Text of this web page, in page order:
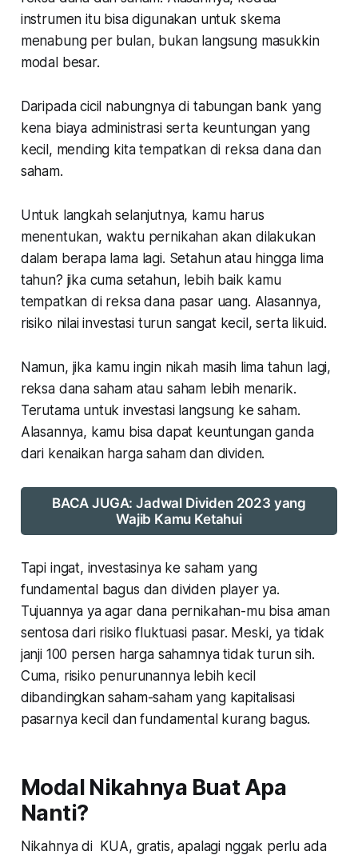
instrumen itu bisa digunakan untuk skema
menabung per bulan, bukan langsung masukkin
modal besar.
Daripada cicil nabungnya di tabungan bank yang
kena biaya administrasi serta keuntungan yang
kecil, mending kita tempatkan di reksa dana dan
saham.
Untuk langkah selanjutnya, kamu harus
menentukan, waktu pernikahan akan dilakukan
dalam berapa lama lagi. Setahun atau hingga lima
tahun? jika cuma setahun, lebih baik kamu
tempatkan di reksa dana pasar uang. Alasannya,
risiko nilai investasi turun sangat kecil, serta likuid.
Namun, jika kamu ingin nikah masih lima tahun lagi,
reksa dana saham atau saham lebih menarik.
Terutama untuk investasi langsung ke saham.
Alasannya, kamu bisa dapat keuntungan ganda
dari kenaikan harga saham dan dividen.
BACA JUGA: Jadwal Dividen 2023 yang
Wajib Kamu Ketahui
Tapi ingat, investasinya ke saham yang
fundamental bagus dan dividen player ya.
Tujuannya ya agar dana pernikahan-mu bisa aman
sentosa dari risiko fluktuasi pasar. Meski, ya tidak
janji 100 persen harga sahamnya tidak turun sih.
Cuma, risiko penurunannya lebih kecil
dibandingkan saham-saham yang kapitalisasi
pasarnya kecil dan fundamental kurang bagus.
Modal Nikahnya Buat Apa
Nanti?
Nikahnya di KUA, gratis, apalagi nggak perlu ada